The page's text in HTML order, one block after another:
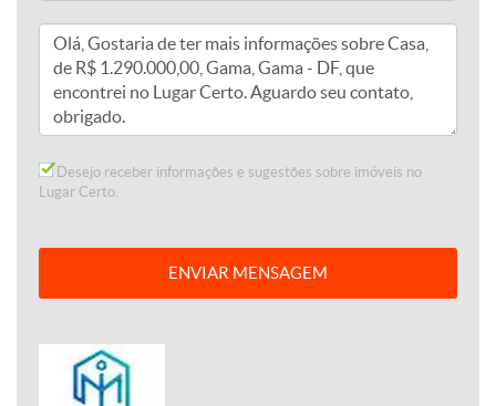
Desejo receber informações e sugestões sobre imóveis no
Lugar Certo.
ENVIAR MENSAGEM